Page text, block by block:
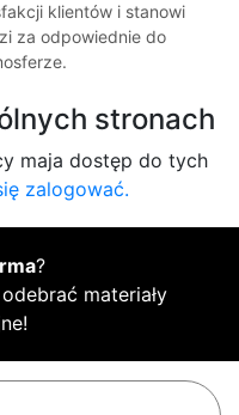
klientów i stanowi
za odpowiednie do
stronach
maja dostęp do tych
zalogować.
?
materiały